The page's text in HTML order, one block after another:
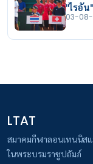
"ไรอั
03-
LTAT
สมาคมกีฬาลอนเทนนิส
ในพระบรมราชูปถัมภ์